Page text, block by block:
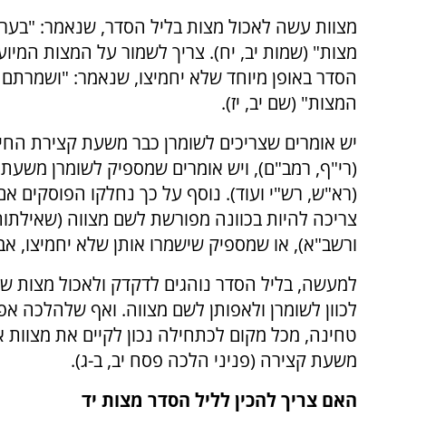
מצוות עשה לאכול מצות בליל הסדר, שנאמר:
מצות" (שמות יב, יח). צריך לשמור על המצות
הסדר באופן מיוחד שלא יחמיצו, שנאמר:
המצות" (שם יב, יז).
יש אומרים שצריכים לשומרן כבר משעת קצירת
(רי"ף, רמב"ם), ויש אומרים שמספיק לשומרן
(רא"ש, רש"י ועוד). נוסף על כך נחלקו הפוסקים
צריכה להיות בכוונה מפורשת לשם מצווה
ורשב"א), או שמספיק שישמרו אותן שלא יחמיצו,
למעשה, בליל הסדר נוהגים לדקדק ולאכול
לכוון לשומרן ולאפותן לשם מצווה. ואף
טחינה, מכל מקום לכתחילה נכון לקיים את
משעת קצירה (פניני הלכה פסח יב, ב-ג).
האם צריך להכין לליל הסדר מצות יד